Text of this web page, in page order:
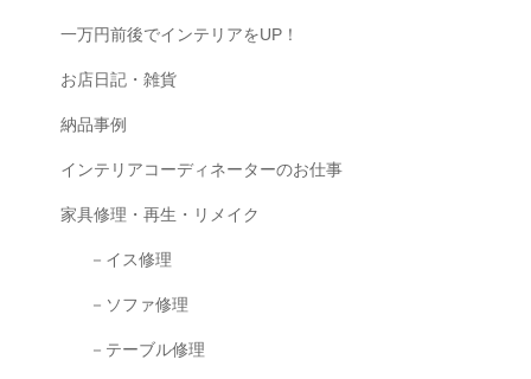
一万円前後でインテリアをUP！
お店日記・雑貨
納品事例
インテリアコーディネーターのお仕事
家具修理・再生・リメイク
－イス修理
－ソファ修理
－テーブル修理